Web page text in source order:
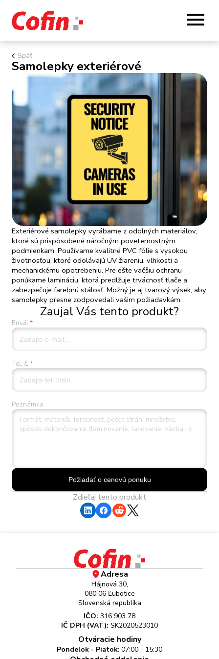
Späť
Samolepky exteriérové
Exteriérové samolepky vyrábame z odolných materiálov,
ktoré sú prispôsobené náročným poveternostným
podmienkam. Používame kvalitné PVC fólie s vysokou
životnosťou, ktoré odolávajú UV žiareniu, vlhkosti a
mechanickému opotrebeniu. Pre ešte väčšiu ochranu
ponúkame lamináciu, ktorá predlžuje trvácnosť tlače a
zabezpečuje farebnú stálosť. Možný je aj tvarový výsek, aby
samolepky presne zodpovedali vašim požiadavkám.
Zaujal Vás tento produkt?
Email
Tel. č.
Poznámka
Požiadať o cenovú ponuku
Zdieľaj tento produkt
Adresa
Hájnová 30,
080 06 Ľubotice
Slovenská republika
IČO: 316 903 78
IČ DPH (VAT): SK2020523010
Otváracie hodiny
Pondelok - Piatok: 07:00 - 15:30